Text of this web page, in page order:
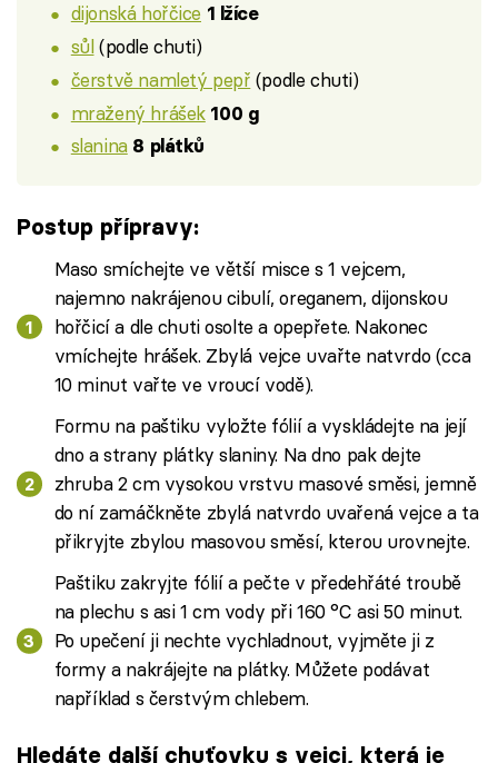
dijonská hořčice 1 lžíce
sůl(podle chuti)
čerstvě namletý pepř (podle chuti)
mražený hrášek 100 g
slanina 8 plátků
Postup přípravy:
Maso smíchejte ve větší misce s 1 vejcem,
najemno nakrájenou cibulí, oreganem, dijonskou
hořčicí a dle chuti osolte a opepřete. Nakonec
vmíchejte hrášek. Zbylá vejce uvařte natvrdo (cca
10 minut vařte ve vroucí vodě).
Formu na paštiku vyložte fólií a vyskládejte na její
dno a strany plátky slaniny. Na dno pak dejte
zhruba 2 cm vysokou vrstvu masové směsi, jemně
do ní zamáčkněte zbylá natvrdo uvařená vejce a ta
přikryjte zbylou masovou směsí, kterou urovnejte.
Paštiku zakryjte fólií a pečte v předehřáté troubě
na plechu s asi 1 cm vody při 160 °C asi 50 minut.
Po upečení ji nechte vychladnout, vyjměte ji z
formy a nakrájejte na plátky. Můžete podávat
například s čerstvým chlebem.
Hledáte další chuťovku s vejci, která je